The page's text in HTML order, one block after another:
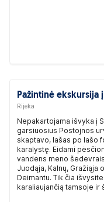
Pažintinė ekskursija
Rijeka
Nepakartojama išvyka į
garsiuosius Postojnos
skaptavo, lašas po lašo
karalystę. Eidami
vandens meno
Juodąja, Kalnų, Gražiąja
Deimantu. Tik čia
karaliaujančią tamsoje ir